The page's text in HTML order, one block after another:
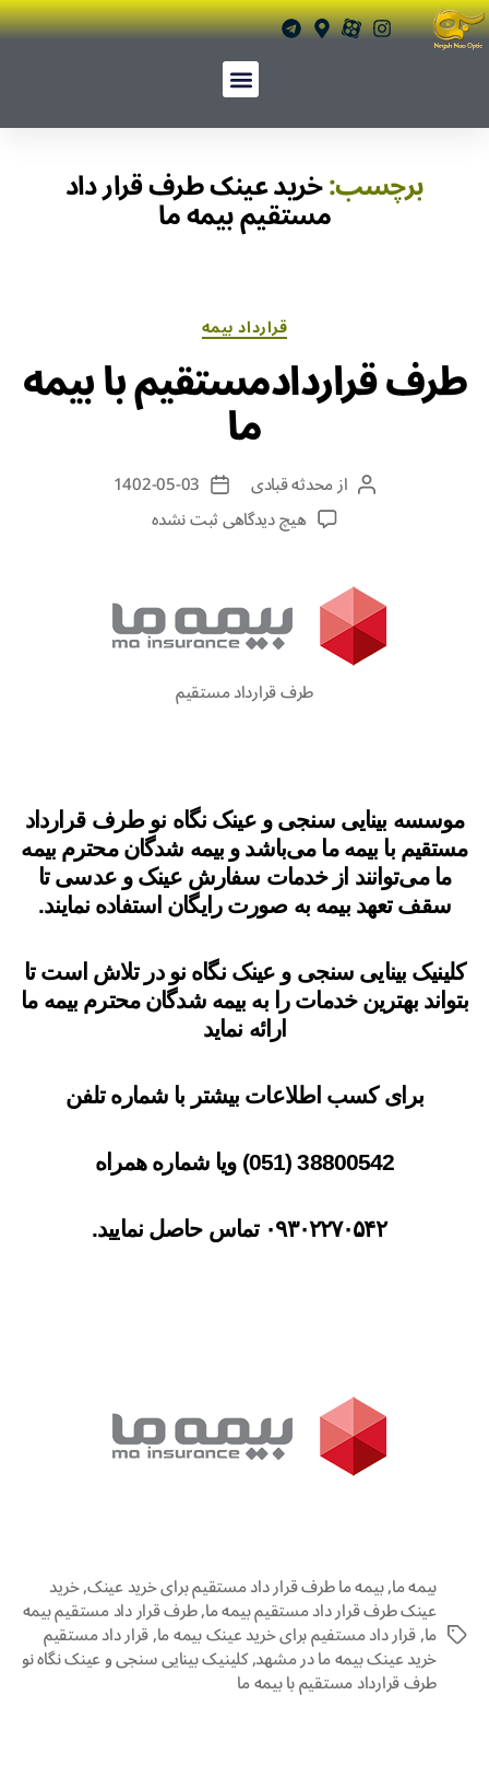
برچسب:خرید عینک طرف قرار داد
مستقیم بیمه ما
قرارداد بیمه
طرف قراردادمستقیم با بیمه
ما
ازمحدثه قبادی
1402-05-03
هیچ دیدگاهیثبت نشده
طرف قرارداد مستقیم
موسسه بینایی سنجی و عینک نگاه نو طرف قرارداد
مستقیم با بیمه ما می‌باشد و بیمه شدگان محترم بیمه
ما می‌توانند از خدمات سفارش عینک و عدسی تا
سقف تعهد بیمه به صورت رایگان استفاده نمایند.
کلینیک بینایی سنجی و عینک نگاه نو در تلاش است تا
بتواند بهترین خدمات را به بیمه شدگان محترم بیمه ما
ارائه نماید
برای کسب اطلاعات بیشتر با شماره تلفن
38800542 (051) ویا شماره همراه
۰۹۳۰۲۲۷۰۵۴۲ تماس حاصل نمایید.
بیمه ما,بیمه ما طرف قرار داد مستقیم برای خرید عینک,خرید
عینک طرف قرار داد مستقیم بیمه ما,طرف قرار داد مستقیم بیمه
ما,قرار داد مستفیم برای خرید عینک بیمه ما,قرار داد مستقیم
خرید عینک بیمه ما در مشهد,کلینیک بینایی سنجی و عینک نگاه نو
طرف قرارداد مستقیم با بیمه ما